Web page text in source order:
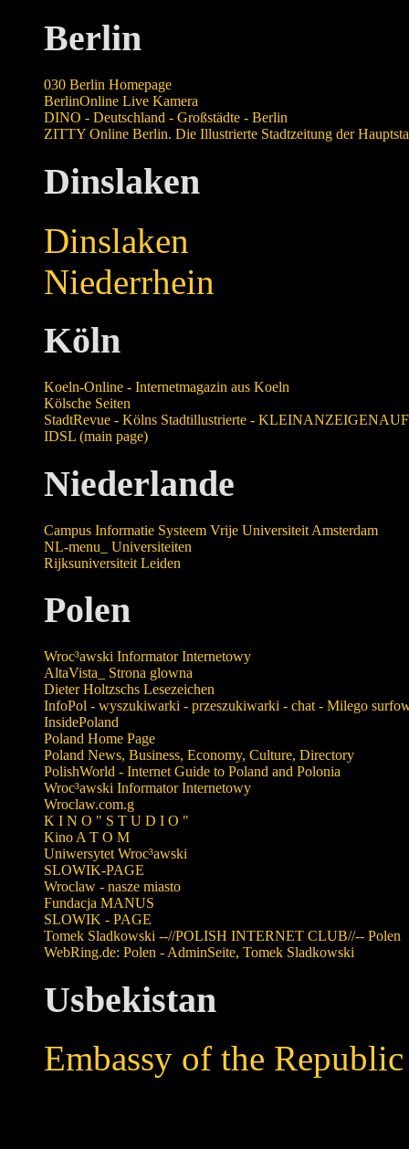
Berlin
030 Berlin Homepage
BerlinOnline Live Kamera
DINO - Deutschland - Großstädte - Berlin
ZITTY Online Berlin. Die Illustrierte Stadtzeitung der
Dinslaken
Dinslaken
Niederrhein
Köln
Koeln-Online - Internetmagazin aus Koeln
Kölsche Seiten
StadtRevue - Kölns Stadtillustrierte -
IDSL (main page)
Niederlande
Campus Informatie Systeem Vrije Universiteit Amsterdam
NL-menu_ Universiteiten
Rijksuniversiteit Leiden
Polen
Wroc³awski Informator Internetowy
AltaVista_ Strona glowna
Dieter Holtzschs Lesezeichen
InfoPol - wyszukiwarki - przeszukiwarki - chat - Milego
InsidePoland
Poland Home Page
Poland News, Business, Economy, Culture, Directory
PolishWorld - Internet Guide to Poland and Polonia
Wroc³awski Informator Internetowy
Wroclaw.com.g
K I N O " S T U D I O "
Kino A T O M
Uniwersytet Wroc³awski
SLOWIK-PAGE
Wroclaw - nasze miasto
Fundacja MANUS
SLOWIK - PAGE
Tomek Sladkowski --//POLISH INTERNET CLUB//-- Polen
WebRing.de: Polen - AdminSeite, Tomek Sladkowski
Usbekistan
Embassy of the